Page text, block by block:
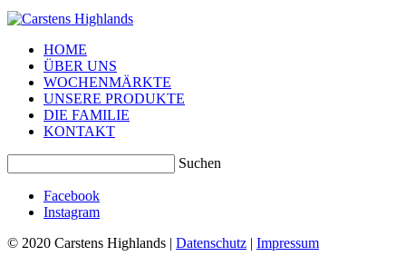
HOME
ÜBER UNS
WOCHENMÄRKTE
UNSERE PRODUKTE
DIE FAMILIE
KONTAKT
Suchen
Facebook
Instagram
© 2020 Carstens Highlands | Datenschutz | Impressum